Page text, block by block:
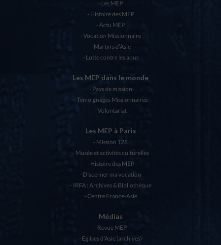
Les MEP
Histoire des MEP
Actu MEP
Vocation Missionnaire
Martyrs d’Asie
Lutte contre les abus
Les MEP dans le monde
Pays de mission
Témoignages Missionnaires
Volontariat
Les MEP à Paris
Mission 128
Musée et activités culturelles
Histoire des MEP
Discerner ma vocation
IRFA : Archives & Bibliothèque
Centre France-Asie
Médias
Revue MEP
Eglises d’Asie (archives)